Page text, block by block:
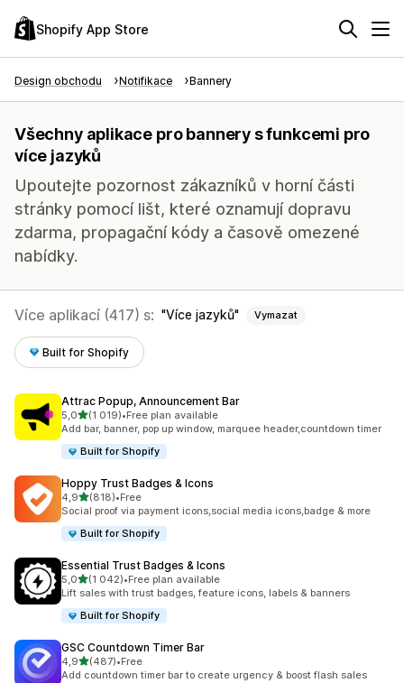
Shopify App Store
Design obchodu Notifikace Bannery
Všechny aplikace pro bannery s funkcemi pro
více jazyků
Upoutejte pozornost zákazníků v horní části
stránky pomocí lišt, které oznamují dopravu
zdarma, propagační kódy a časově omezené
nabídky.
Více aplikací (417) s: Více jazyků Vymazat
Built for Shopify
Attrac Popup, Announcement Bar
5,0z 5 hvězd
(1 019)
Celkový počet recenzí: 1019
•Free plan available
Add bar, banner, pop up window, marquee header,countdown timer
Built for Shopify
Hoppy Trust Badges & Icons
4,9z 5 hvězd
(818)
Celkový počet recenzí: 818
•Free
Social proof via payment icons,social media icons,badge & more
Built for Shopify
Essential Trust Badges & Icons
5,0z 5 hvězd
(1 042)
Celkový počet recenzí: 1042
•Free plan available
Lift sales with trust badges, feature icons, labels & banners
Built for Shopify
GSC Countdown Timer Bar
4,9z 5 hvězd
(487)
Celkový počet recenzí: 487
•Free
Add countdown timer bar to create urgency & boost flash sales